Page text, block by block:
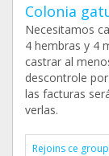
Colonia
Necesitamos
4 hembras y 4
castrar al
descontrole
las facturas
verlas.
Rejoins ce